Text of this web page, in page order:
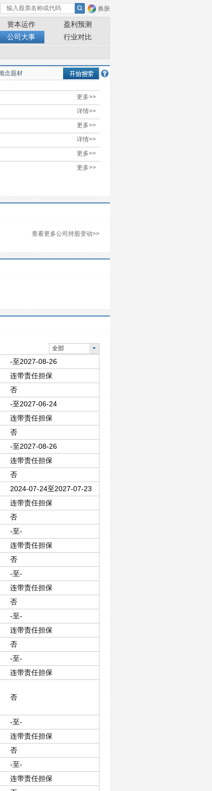
换肤
资本运作
盈利预测
公司大事 行业对比
更多>>
详情>>
更多>>
详情>>
更多>>
更多>>
查看更多公司持股变动>>
全部
-至2027-08-26
连带责任担保
否
-至2027-06-24
连带责任担保
否
-至2027-08-26
连带责任担保
否
2024-07-24至2027-07-23
连带责任担保
否
-至-
连带责任担保
否
-至-
连带责任担保
否
-至-
连带责任担保
否
-至-
连带责任担保
否
-至-
连带责任担保
否
-至-
连带责任担保